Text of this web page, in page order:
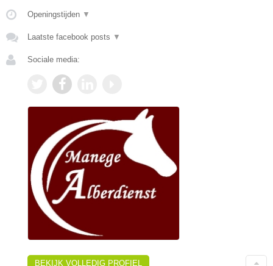
Openingstijden ▼
Laatste facebook posts ▼
Sociale media:
BEKIJK VOLLEDIG PROFIEL